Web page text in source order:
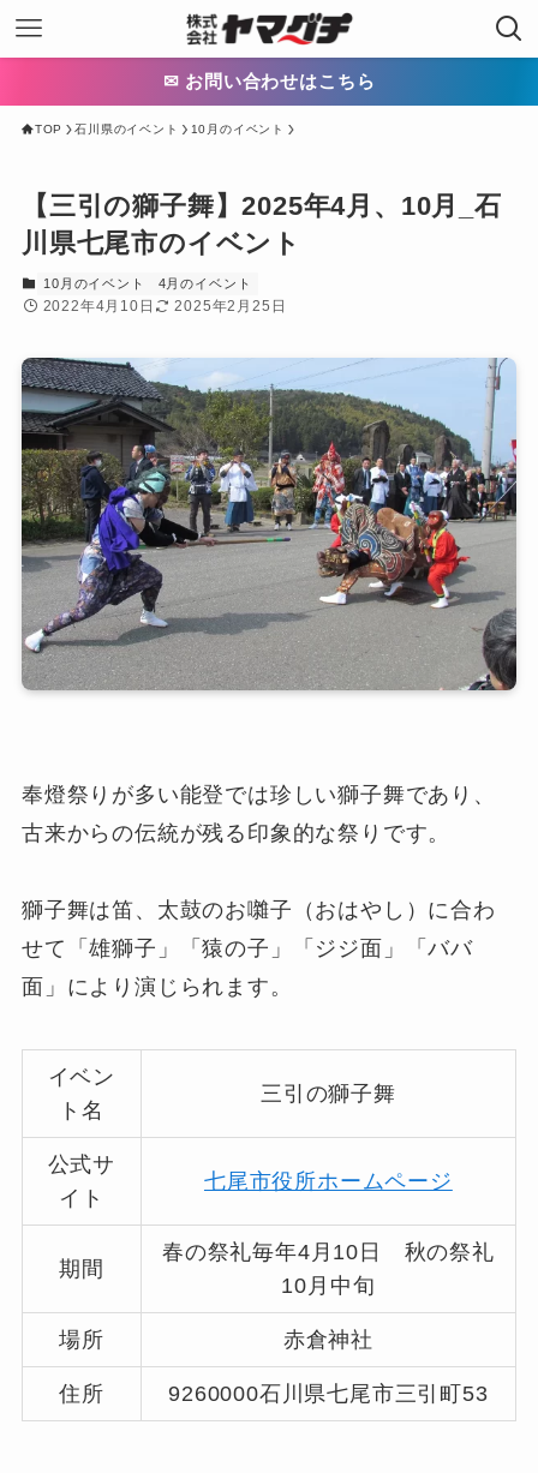
✉ お問い合わせはこちら
TOP 石川県のイベント 10月のイベント
【三引の獅子舞】2025年4月、10月_石
川県七尾市のイベント
10月のイベント 4月のイベント
2022年4月10日 2025年2月25日
奉燈祭りが多い能登では珍しい獅子舞であり、
古来からの伝統が残る印象的な祭りです。
獅子舞は笛、太鼓のお囃子（おはやし）に合わ
せて「雄獅子」「猿の子」「ジジ面」「ババ
面」により演じられます。
イベン
ト名
三引の獅子舞
公式サ
イト
七尾市役所ホームページ
期間
春の祭礼毎年4月10日 秋の祭礼
10月中旬
場所 赤倉神社
住所 9260000石川県七尾市三引町53